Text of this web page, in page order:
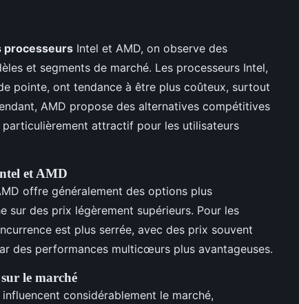
processeurs Intel et AMD, on observe des
et segments de marché. Les processeurs Intel,
pointe, ont tendance à être plus coûteux, surtout
AMD propose des alternatives compétitives
particulièrement attractif pour les utilisateurs
et AMD
offre généralement des options plus
sur des prix légèrement supérieurs. Pour les
est plus serrée, avec des prix souvent
des performances multicœurs plus avantageuses.
le marché
considérablement le marché,